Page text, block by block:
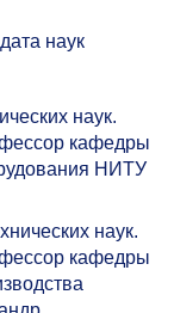
наук
наук.
кафедры
НИТУ
наук.
кафедры